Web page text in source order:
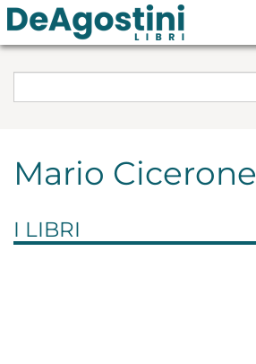
Mario Cicerone
I LIBRI